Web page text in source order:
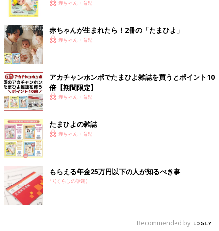
く！ おっぱい・ミルクの基本と夏のトラブル 解決テ
赤ちゃん・育児
赤ちゃんが生まれたら！2冊の「たまひよ」
赤ちゃん・育児
アカチャンホンポでたまひよ雑誌を買うとポイント10
倍【期間限定】
赤ちゃん・育児
たまひよの雑誌
赤ちゃん・育児
もらえる年金25万円以下の人が知るべき事
PR(くらしの話題)
Recommended by